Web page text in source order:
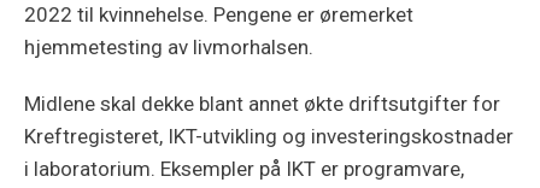
2022 til kvinnehelse. Pengene er øremerket
hjemmetesting av livmorhalsen.
Midlene skal dekke blant annet økte driftsutgifter for
Kreftregisteret, IKT-utvikling og investeringskostnader
i laboratorium. Eksempler på IKT er programvare,